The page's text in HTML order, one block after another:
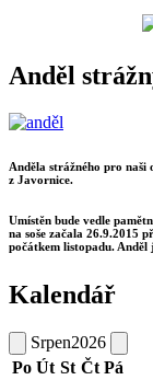
Anděl
Anděla strážného pro naši
z Javornice.
Umístěn bude vedle
na soše začala 26.9.2015
počátkem listopadu.
Kalendář
Srpen2026
Po Út St Čt Pá